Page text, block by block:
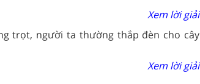
Xem lời giải
trọt, người ta thường thắp đèn cho cây
Xem lời giải